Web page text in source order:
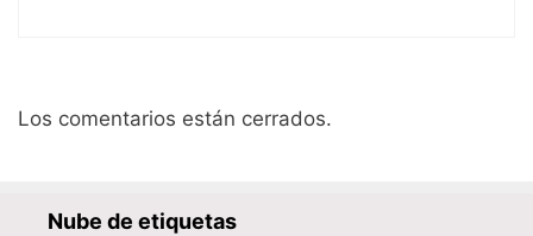
Los comentarios están cerrados.
Nube de etiquetas